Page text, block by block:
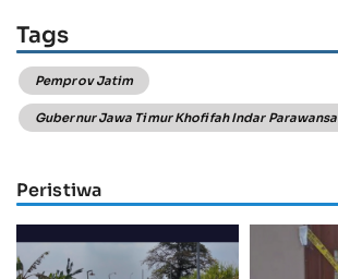
Tags
Pemprov Jatim
Gubernur Jawa Timur Khofifah Indar Parawansa
Peristiwa